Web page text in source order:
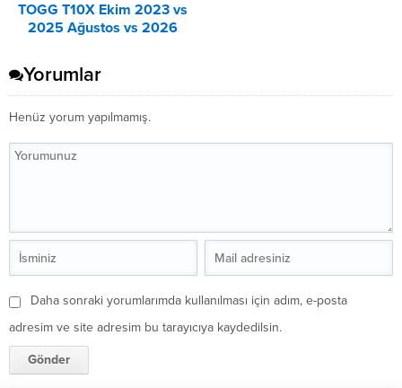
TOGG T10X Ekim 2023 vs
2025 Ağustos vs 2026
Karşılaştırma
Yorumlar
Henüz yorum yapılmamış.
Daha sonraki yorumlarımda kullanılması için adım, e-posta
adresim ve site adresim bu tarayıcıya kaydedilsin.